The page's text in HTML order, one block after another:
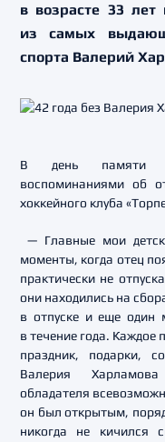
в возрасте 33 лет
из самых
спорта Валерий
В день памяти
воспоминаниями об
хоккейного клуба
— Главные мои
моменты, когда отец
практически не
они находились на
в отпуске и еще один
в течение года.
праздник, подарки,
Валерия
обладателя
он был открытым,
никогда не кичился